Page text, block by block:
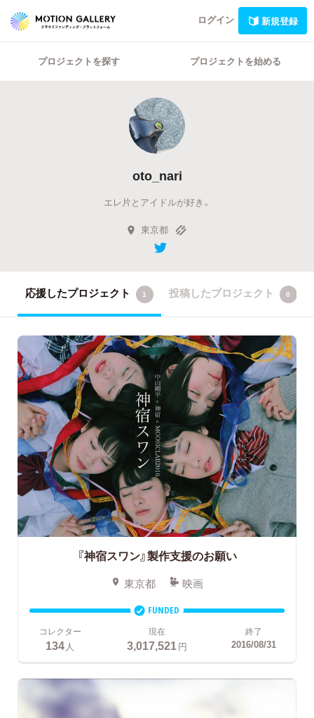
ログイン 新規登録
プロジェクトを探す プロジェクトを始める
oto_nari
エレ片とアイドルが好き。
東京都
応援したプロジェクト 1 投稿したプロジェクト 0
『神宿スワン』製作支援のお願い
東京都 映画
FUNDED
コレクター
134 人
現在
3,017,521円
終了
2016/08/31